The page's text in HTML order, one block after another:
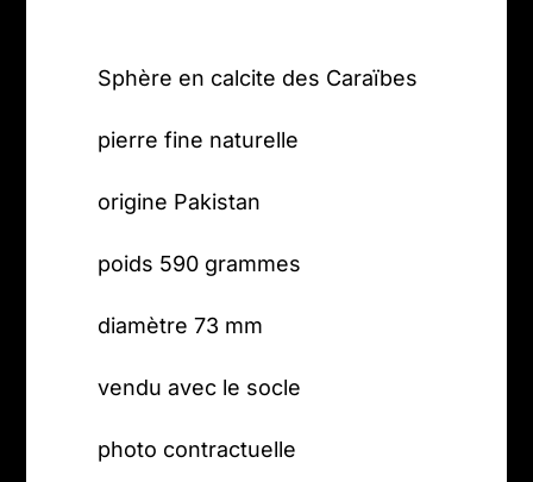
Sphère en calcite des Caraïbes
pierre fine naturelle
origine Pakistan
poids 590 grammes
diamètre 73 mm
vendu avec le socle
photo contractuelle